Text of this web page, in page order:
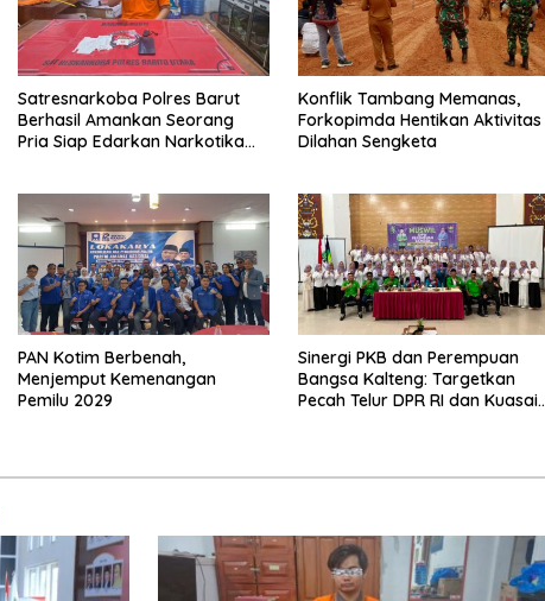
Satresnarkoba Polres Barut
Berhasil Amankan Seorang
Pria Siap Edarkan Narkotika
Konflik Tambang Memanas,
Forkopimda Hentikan Aktivitas
Dilahan Sengketa
PAN Kotim Berbenah,
Menjemput Kemenangan
Pemilu 2029
Sinergi PKB dan Perempuan
Bangsa Kalteng: Targetkan
Pecah Telur DPR RI dan Kuasai